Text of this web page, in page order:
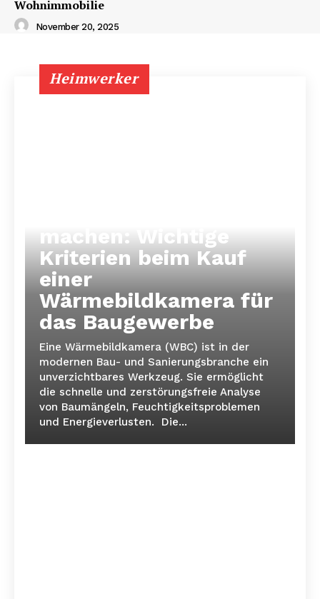
Wohnimmobilie
November 20, 2025
Heimwerker
machen: Wichtige
Kriterien beim Kauf
einer
Wärmebildkamera für
das Baugewerbe
Eine Wärmebildkamera (WBC) ist in der
modernen Bau- und Sanierungsbranche ein
unverzichtbares Werkzeug. Sie ermöglicht
die schnelle und zerstörungsfreie Analyse
von Baumängeln, Feuchtigkeitsproblemen
und Energieverlusten. Die...